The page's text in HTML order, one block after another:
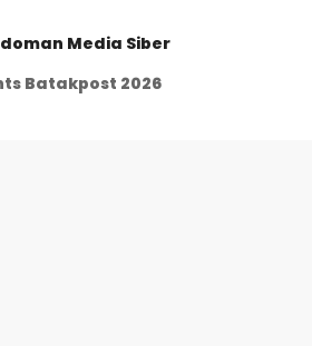
Media Siber
Batakpost 2026